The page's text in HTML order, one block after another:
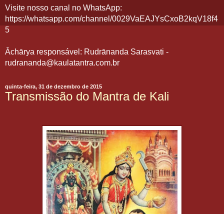
Visite nosso canal no WhatsApp:
https://whatsapp.com/channel/0029VaEAJYsCxoB2kqV18f4
5
Āchārya responsável: Rudrānanda Sarasvati -
rudrananda@kaulatantra.com.br
quinta-feira, 31 de dezembro de 2015
Transmissão do Mantra de Kali